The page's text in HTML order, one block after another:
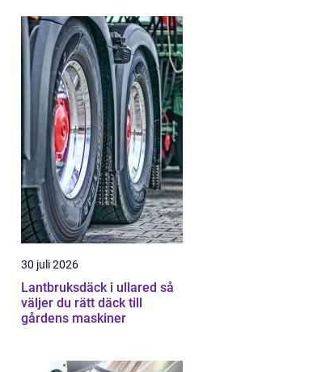
30 juli 2026
Lantbruksdäck i ullared så
väljer du rätt däck till
gårdens maskiner